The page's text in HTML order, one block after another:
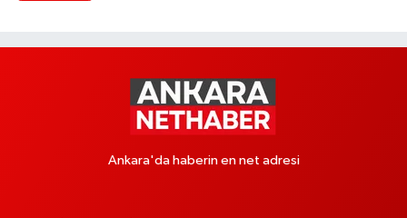
Ankara'da haberin en net adresi